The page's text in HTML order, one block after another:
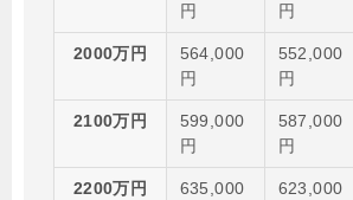
円
円
2000万円
564,000
円
552,000
円
2100万円
599,000
円
587,000
円
2200万円
635,000
623,000